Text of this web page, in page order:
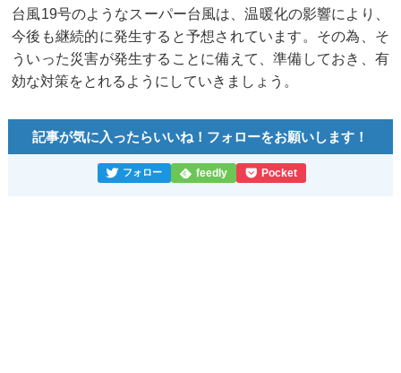
台風19号のようなスーパー台風は、温暖化の影響により、
今後も継続的に発生すると予想されています。その為、そ
ういった災害が発生することに備えて、準備しておき、有
効な対策をとれるようにしていきましょう。
記事が気に入ったらいいね！フォローをお願いします！
フォロー feedly Pocket